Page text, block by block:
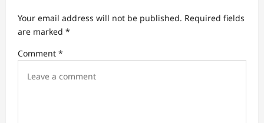
a
i
Your email address will not be published. Required fields
are marked *
Comment *